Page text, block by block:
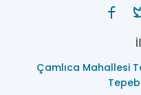
Çamlıca Mahallesi